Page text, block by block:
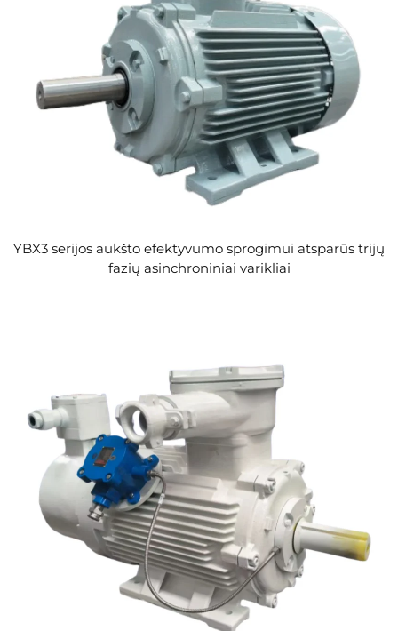
YBX3 serijos aukšto efektyvumo sprogimui atsparūs trijų
fazių asinchroniniai varikliai